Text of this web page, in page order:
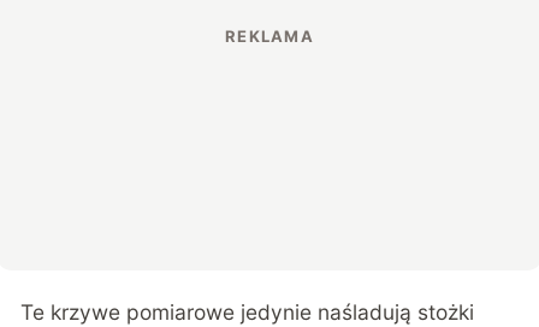
Te krzywe pomiarowe jedynie naśladują stożki